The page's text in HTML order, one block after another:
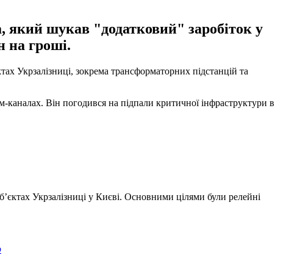
який шукав "додатковий" заробіток у
на гроші.
Укрзалізниці, зокрема трансформаторних підстанцій та
Він погодився на підпали критичної інфраструктури в
Укрзалізниці у Києві. Основними цілями були релейні